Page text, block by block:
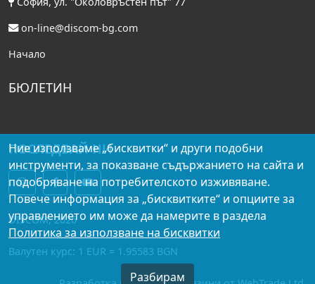
on-line@discom-bg.com
Начало
БЮЛЕТИН
ПОСЛЕДВАЙ НИ
DISCOM, 2026
Валутен курс: 1 EUR = 1.95583 BGN
Ние използваме „бисквитки“ и други подобни
инструменти, за показване съдържанието на сайта и
подобряване на потребителското изживяване.
Повече информация за „бисквитките“ и опциите за
управлението им може да намерите в раздела
Политика за използване на бисквитки
Разбирам